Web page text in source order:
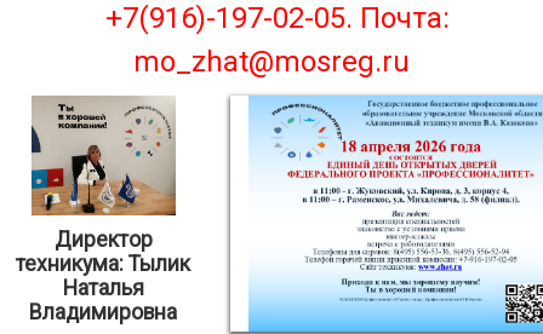
+7(916)-197-02-05. Почта:
mo_zhat@mosreg.ru
Директор
техникума: Тылик
Наталья
Владимировна